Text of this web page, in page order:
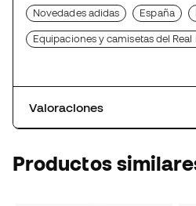
Novedades adidas España
Equipaciones y camisetas del Real
Valoraciones
Productos